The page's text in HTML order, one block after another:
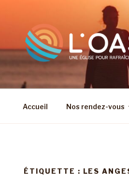
Accueil Nos rendez-vous
ÉTIQUETTE : LES